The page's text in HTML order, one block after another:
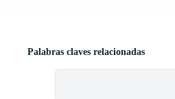
Palabras claves relacionadas